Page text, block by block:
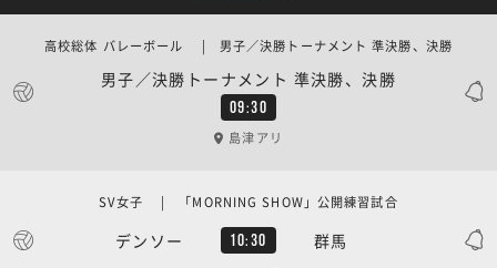
09:30
男子／決勝トーナメント 準決勝、決勝
高校総体 バレーボール | 男子／決勝トーナメント 準決勝、決勝
島津アリ
デンソー 10:30 群馬
SV女子 | 「MORNING SHOW」公開練習試合